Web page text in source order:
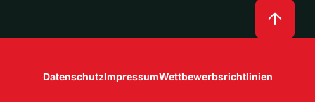
DatenschutzImpressumWettbewerbsrichtlinien